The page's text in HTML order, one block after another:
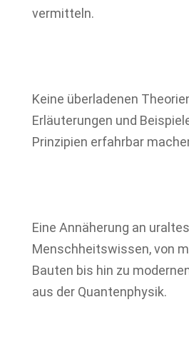
vermitteln.
Keine überladenen
Erläuterungen und
Prinzipien erfahrbar
Eine Annäherung an uraltes
Menschheitswissen, von
Bauten bis hin zu
aus der Quantenphysik.